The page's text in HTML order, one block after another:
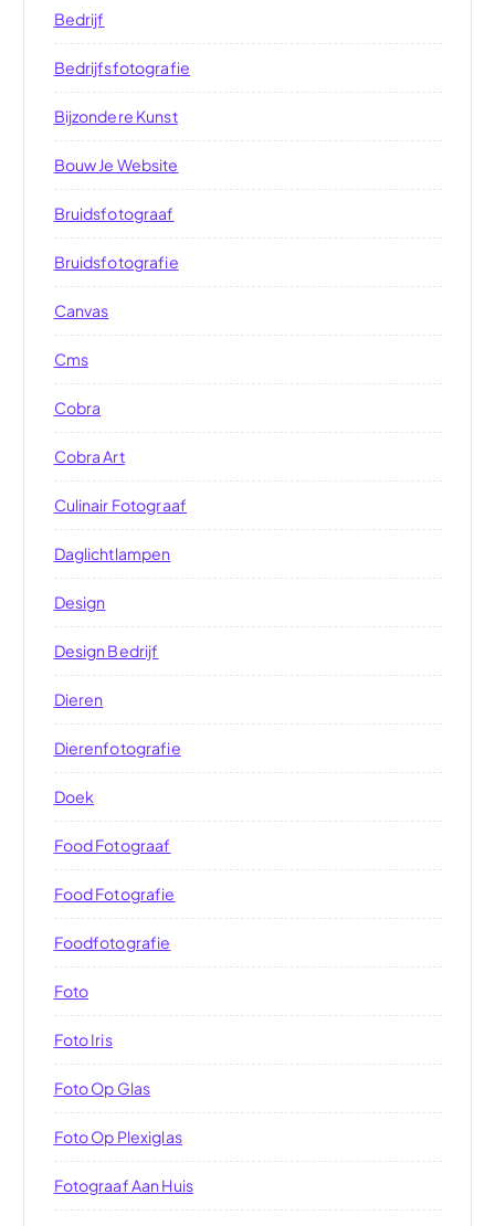
Bedrijf
Bedrijfsfotografie
Bijzondere Kunst
Bouw Je Website
Bruidsfotograaf
Bruidsfotografie
Canvas
Cms
Cobra
Cobra Art
Culinair Fotograaf
Daglichtlampen
Design
Design Bedrijf
Dieren
Dierenfotografie
Doek
Food Fotograaf
Food Fotografie
Foodfotografie
Foto
Foto Iris
Foto Op Glas
Foto Op Plexiglas
Fotograaf Aan Huis